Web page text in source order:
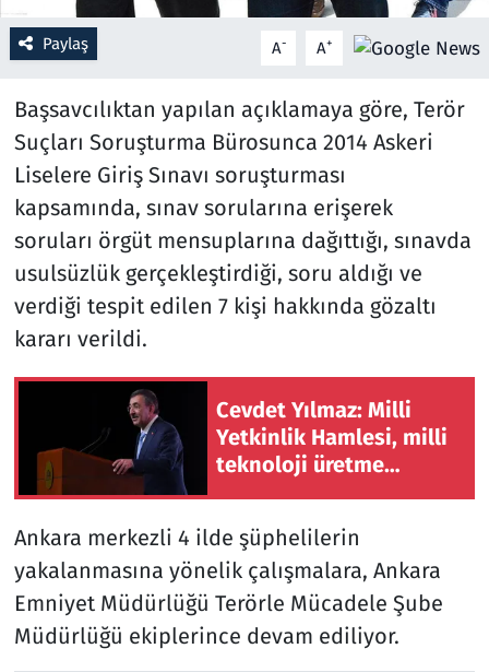
Paylaş A- A+
Başsavcılıktan yapılan açıklamaya göre, Terör
Suçları Soruşturma Bürosunca 2014 Askeri
Liselere Giriş Sınavı soruşturması
kapsamında, sınav sorularına erişerek
soruları örgüt mensuplarına dağıttığı, sınavda
usulsüzlük gerçekleştirdiği, soru aldığı ve
verdiği tespit edilen 7 kişi hakkında gözaltı
kararı verildi.
Cevdet Yılmaz: Milli
Yetkinlik Hamlesi, milli
teknoloji üretme
etmektedir.
Ankara merkezli 4 ilde şüphelilerin
yakalanmasına yönelik çalışmalara, Ankara
Emniyet Müdürlüğü Terörle Mücadele Şube
Müdürlüğü ekiplerince devam ediliyor.
Seçim 2023
Teknoloji ve Bilim
Televizyon